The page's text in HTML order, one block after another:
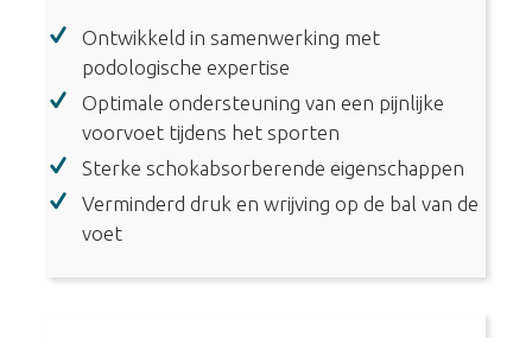
(8086)
aantal
Ontwikkeld in samenwerking met
podologische expertise
Optimale ondersteuning van een pijnlijke
voorvoet tijdens het sporten
Sterke schokabsorberende eigenschappen
Verminderd druk en wrijving op de bal van de
voet